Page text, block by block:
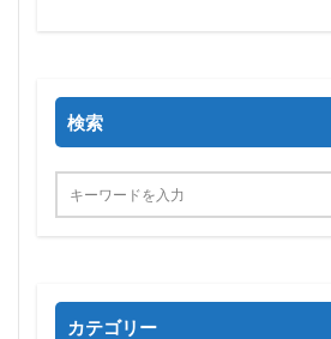
検索
カテゴリー